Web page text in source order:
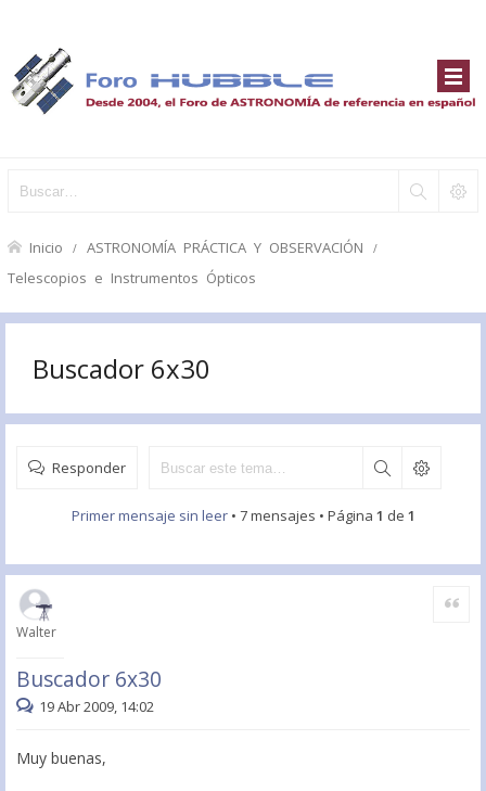
Inicio ASTRONOMÍA PRÁCTICA Y OBSERVACIÓN
Telescopios e Instrumentos Ópticos
Buscador 6x30
Responder
Primer mensaje sin leer• 7 mensajes • Página 1 de 1
Walter
Buscador 6x30
Citar
19 Abr 2009, 14:02
Muy buenas,